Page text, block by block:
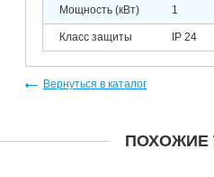
Мощность (кВт) 1
Класс защиты IP 24
Вернуться в каталог
ПОХОЖИЕ